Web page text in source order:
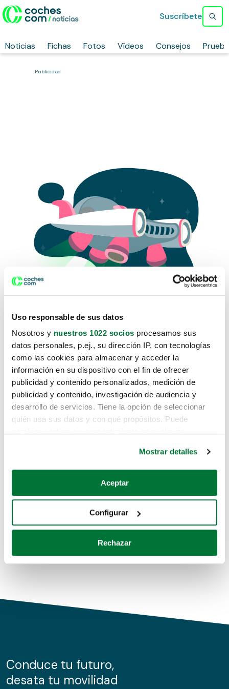
Uso responsable de sus datos
Nosotros y nuestros 1022 socios procesamos sus
datos personales, p.ej., su dirección IP, con tecnologías
como las cookies para almacenar y acceder la
información en su dispositivo con el fin de ofrecer
publicidad y contenido personalizados, medición de
publicidad y contenido, investigación de audiencia y
desarrollo de servicios. Tiene la opción de seleccionar
quién usa sus datos y con qué propósitos. Puede
Si lo permite, también quisiéramos:
Recopilar información sobre su ubicación geográfica
Identificar su dispositivo analizándolo activamente
para buscar características específicas (huellas
Obtenga más información sobre cómo se procesan sus
de cookies.
información sobre el uso que haga del sitio web con
nuestros partners de redes sociales, publicidad y análisis
Mostrar detalles
Aceptar
Configurar
Rechazar
Noticias Fichas Fotos Vídeos Consejos
Suscríbete
Publicidad
Lo sentimos, no sabemos como
te hemos traido hasta aquí.
Pero puedes encontrar el coche que estás
buscando en alguno de estos enlaces:
Coches de segunda mano
Coches de km0
Conduce tu futuro,
desata tu movilidad